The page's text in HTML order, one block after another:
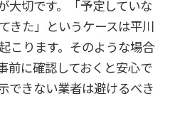
大切です。「予定していな
きた」というケースは平川
こります。そのような場合
前に確認しておくと安心で
できない業者は避けるべき